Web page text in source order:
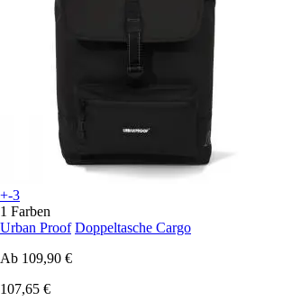
+-3
1 Farben
Urban Proof Doppeltasche Cargo
Ab 109,90 €
107,65 €